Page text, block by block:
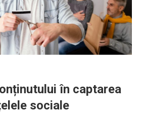
în captarea
sociale